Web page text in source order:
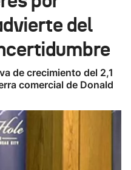
del
de crecimiento del 2,1
comercial de Donald